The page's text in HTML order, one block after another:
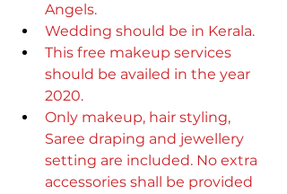
Angels.
Wedding should be in Kerala.
This free makeup services
should be availed in the year
2020.
Only makeup, hair styling,
Saree draping and jewellery
setting are included. No extra
accessories shall be provided